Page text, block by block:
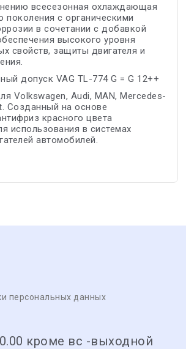
всесезонная охлаждающая
поколения с органическими
в сочетании с добавкой
высокого уровня
свойств, защиты двигателя и
допуск VAG TL-774 G = G 12++
Volkswagen, Audi, MAN, Mercedes-
Созданный на основе
красного цвета
использования в системах
автомобилей.
персональных данных
кроме вс -выходной